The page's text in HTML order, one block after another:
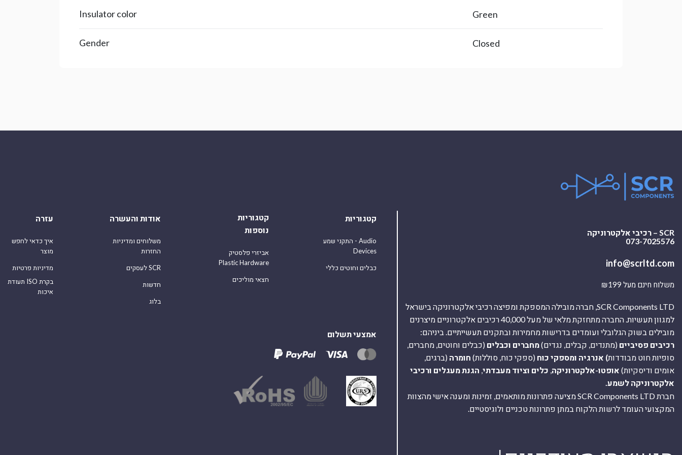
Insulator color Green
Gender Closed
SCR – רכיבי אלקטרוניקה
073-7025576
info@scrltd.com
משלוח חינם מעל ₪199
SCR Components LTD, חברה מובילה המספקת ומפיצה רכיבי אלקטרוניקה בישראל
למגוון תעשיות. החברה מתחזקת מלאי של מעל 40,000 רכיבים אלקטרוניים מיצרנים
מובילים בשוק הגלובלי ועומדים בדרישות מחמירות ובתקנים תעשייתיים. ביניהם:
רכיבים פסיביים (מתנדים, קבלים, נגדים)מחברים וכבלים (כבלים וחוטים, מחברים,
סופיות חוט מבודדות) אנרגיה ומספקי כוח (ספקי כוח, סוללות) חומרה (ברגים,
אומים ודיסקיות) אופטו-אלקטרוניקה כלים וציוד מעבדתי הגנת מעגלים ורכיבי
אלקטרוניקה לשמע.
חברת SCR Components LTD מציעה פתרונות מותאמים, זמינות ומענה אישי מהצוות
המקצועי העומד לרשות הלקוח במתן פתרונות טכניים ולוגיסטיים.
קטגוריות
התקני שמע - Audio
Devices
כבלים וחוטים כללי
קטגוריות
נוספות
אביזרי פלסטיק
Plastic Hardware
חצאי מוליכים
אודות והעשרה
משלוחים ומדיניות
החזרות
לעסקים SCR
חדשות
בלוג
עזרה
איך כדאי לחפש
מוצר
מדיניות פרטיות
תעודת ISO בקרת
איכות
אמצעי תשלום